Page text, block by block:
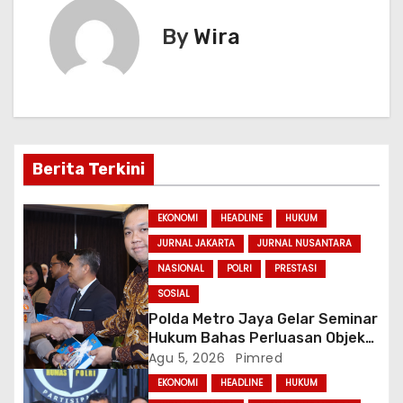
i
p
o
s
By Wira
Berita Terkini
EKONOMI HEADLINE
HUKUM
JURNAL JAKARTA
JURNAL NUSANTARA
NASIONAL
POLRI
PRESTASI
SOSIAL
Polda Metro Jaya Gelar Seminar
Hukum Bahas Perluasan Objek
Praperadilan dalam KUHAP Baru
Agu 5, 2026 Pimred
EKONOMI HEADLINE
HUKUM